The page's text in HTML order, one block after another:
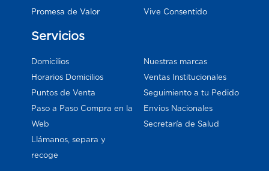
Promesa de Valor
Vive Consentido
Servicios
Domicilios
Horarios Domicilios
Puntos de Venta
Paso a Paso Compra en la
Web
Llámanos, separa y
recoge
Nuestras marcas
Ventas Institucionales
Seguimiento a tu Pedido
Envios Nacionales
Secretaría de Salud